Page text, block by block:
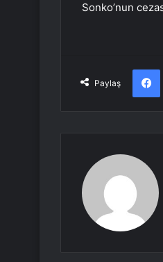
Sonko’nun
Paylaş